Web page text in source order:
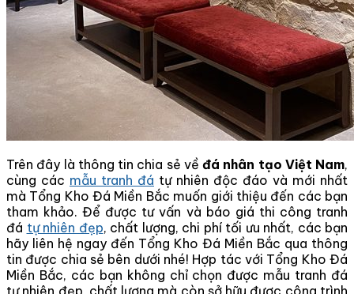
Trên đây là thông tin chia sẻ về đá nhân tạo Việt Nam,
cùng các mẫu tranh đá tự nhiên độc đáo và mới nhất
mà Tổng Kho Đá Miền Bắc muốn giới thiệu đến các bạn
tham khảo. Để được tư vấn và báo giá thi công tranh
đá tự nhiên đẹp, chất lượng, chi phí tối ưu nhất, các bạn
hãy liên hệ ngay đến Tổng Kho Đá Miền Bắc qua thông
tin được chia sẻ bên dưới nhé! Hợp tác với Tổng Kho Đá
Miền Bắc, các bạn không chỉ chọn được mẫu tranh đá